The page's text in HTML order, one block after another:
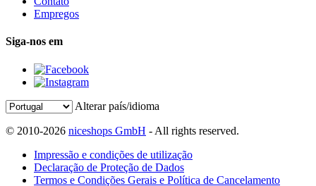
Empregos
Siga-nos em
Alterar país/idioma
© 2010-2026 niceshops GmbH - All rights reserved.
Impressão e condições de utilização
Declaração de Proteção de Dados
Termos e Condições Gerais e Política de Cancelamento